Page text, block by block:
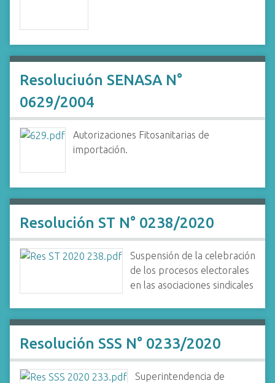
Resoluciuón SENASA N°
0629/2004
Autorizaciones Fitosanitarias de
importación.
Resolución ST N° 0238/2020
Suspensión de la celebración
de los procesos electorales
en las asociaciones sindicales
Resolución SSS N° 0233/2020
Superintendencia de